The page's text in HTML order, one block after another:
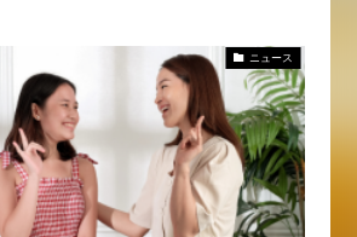
ニュース